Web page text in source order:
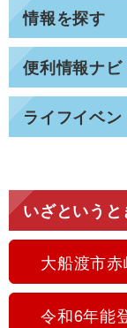
情報を探す
便利情報ナビ
ライフイベン
いざというと
大船渡市
令和6年能